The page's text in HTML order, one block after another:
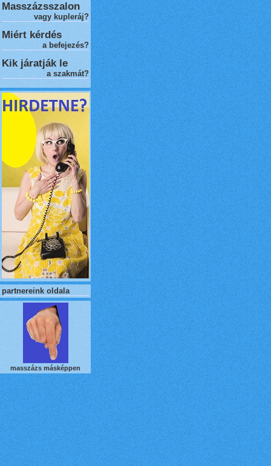
Masszázsszalon
vagy kupleráj?
Miért kérdés
a befejezés?
Kik járatják le
a szakmát?
partnereink oldala
masszázs másképpen